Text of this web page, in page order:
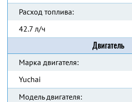
Расход топлива:
42.7 л/ч
Двигатель
Марка двигателя:
Yuchai
Модель двигателя: